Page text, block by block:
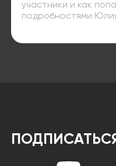
участники и как
подробностями